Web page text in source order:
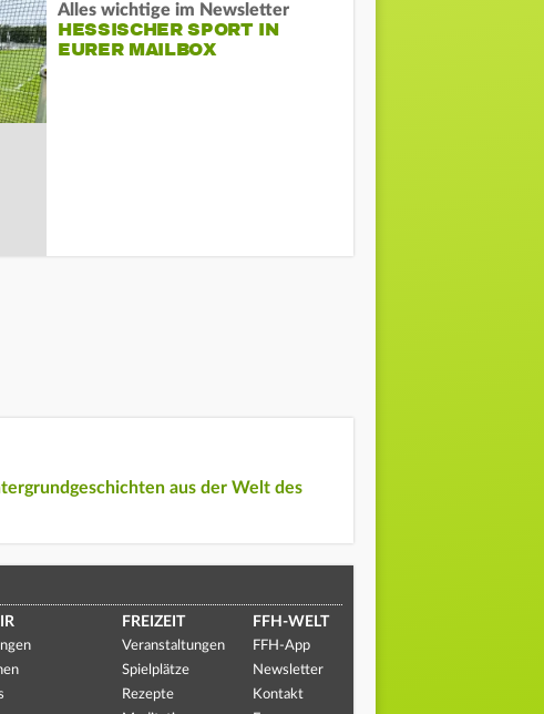
Alles wichtige im Newsletter
HESSISCHER SPORT IN
EURER MAILBOX
aus der Welt des
FREIZEIT
Veranstaltungen
Spielplätze
Rezepte
FFH-WELT
FFH-App
Newsletter
Kontakt